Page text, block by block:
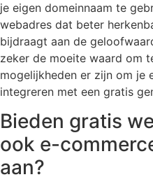
je eigen domeinnaam te
webadres dat beter
bijdraagt aan de
zeker de moeite waard om
mogelijkheden er zijn om je
integreren met een gratis
Bieden gratis
ook e-
aan?